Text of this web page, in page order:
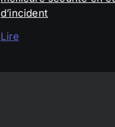
d’incident
Lire